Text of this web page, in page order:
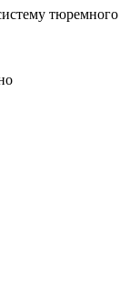
тюремного